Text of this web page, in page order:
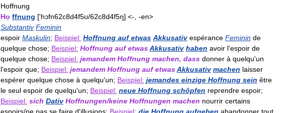
Hoffnung
Ho ffnung ['hɔfn62c8d4f5ʊ/62c8d4f5ŋ] <-, -en>
Substantiv Feminin
espoir Maskulin; Beispiel: Hoffnung auf etwas Akkusativ espérance Feminin de
quelque chose; Beispiel: Hoffnung auf etwasAkkusativ haben avoir l'espoir de
quelque chose; Beispiel: jemandem Hoffnung machen, dass donner à quelqu'un
l'espoir que; Beispiel: jemandem Hoffnung auf etwasAkkusativ machen laisser
espérer quelque chose à quelqu'un; Beispiel: jemandes einzige Hoffnung sein être
le seul espoir de quelqu'un; Beispiel: neue Hoffnung schöpfen reprendre espoir;
Beispiel: sich Dativ Hoffnungen/keine Hoffnungen machen nourrir certains